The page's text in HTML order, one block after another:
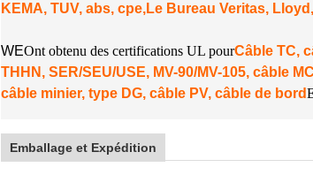
KEMA, TUV, abs, cpe,Le Bureau Veritas,
WEOnt obtenu des certifications UL pourCâble TC,
THHN, SER/SEU/USE, MV-90/MV-105, câble
câble minier, type DG, câble PV, câble de bord
Emballage et Expédition